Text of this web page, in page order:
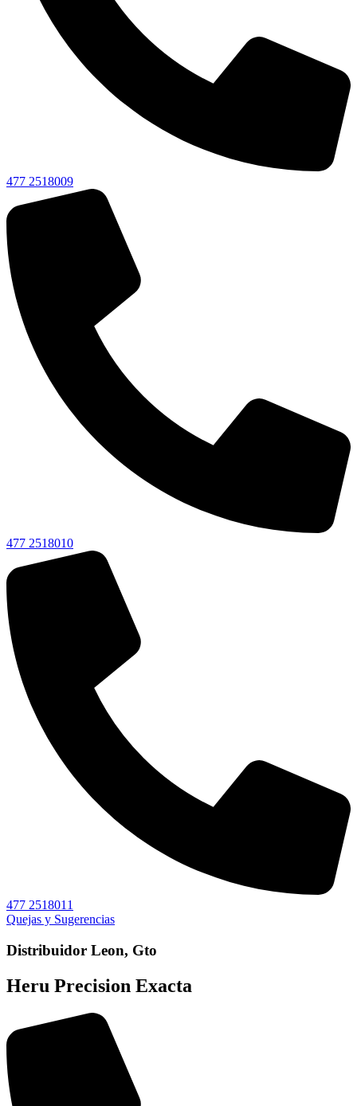
477 2518009
477 2518010
477 2518011
Quejas y Sugerencias
Distribuidor Leon, Gto
Heru Precision Exacta